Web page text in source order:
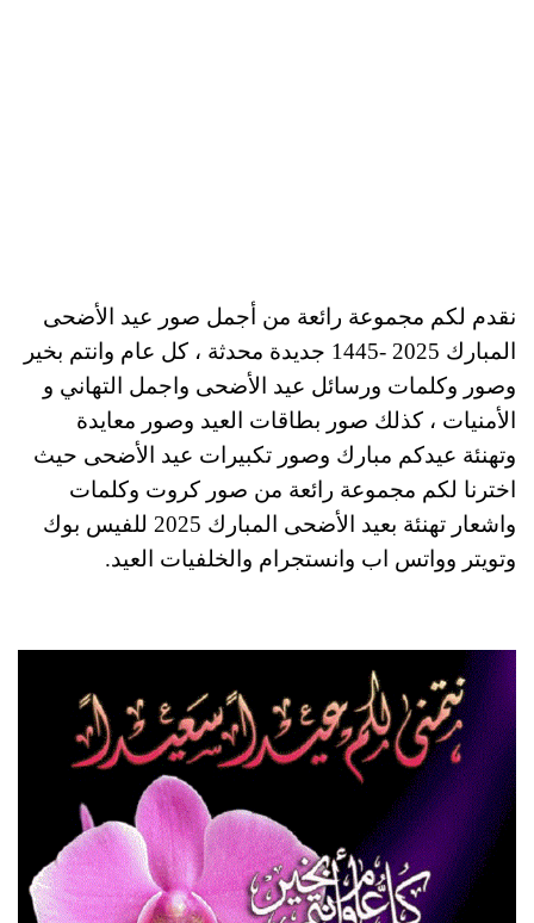
نقدم لكم مجموعة رائعة من أجمل صور عيد الأضحى
المبارك 2025 -1445 جديدة محدثة ، كل عام وانتم بخير
وصور وكلمات ورسائل عيد الأضحى واجمل التهاني و
الأمنيات ، كذلك صور بطاقات العيد وصور معايدة
وتهنئة عيدكم مبارك وصور تكبيرات عيد الأضحى حيث
اخترنا لكم مجموعة رائعة من صور كروت وكلمات
واشعار تهنئة بعيد الأضحى المبارك 2025 للفيس بوك
وتويتر وواتس اب وانستجرام والخلفيات العيد.